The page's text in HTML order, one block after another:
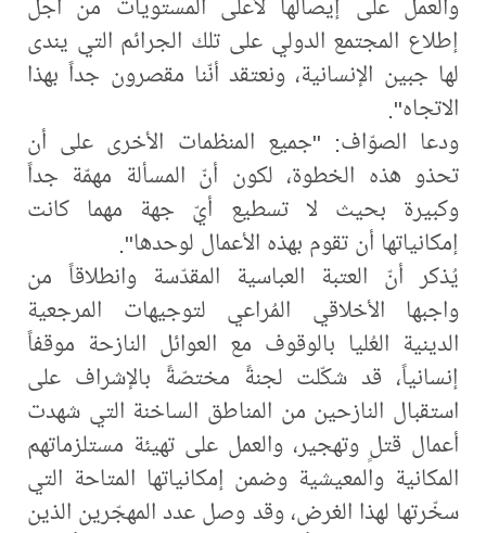
والعمل على إيصالها لأعلى المستويات من أجل
إطلاع المجتمع الدولي على تلك الجرائم التي يندى
لها جبين الإنسانية، ونعتقد أنّنا مقصرون جداً بهذا
الاتجاه".
ودعا الصوّاف: "جميع المنظمات الأخرى على أن
تحذو هذه الخطوة، لكون أنّ المسألة مهمّة جداً
وكبيرة بحيث لا تسطيع أيّ جهة مهما كانت
إمكانياتها أن تقوم بهذه الأعمال لوحدها".
يُذكر أنّ العتبة العباسية المقدّسة وانطلاقاً من
واجبها الأخلاقي المُراعي لتوجيهات المرجعية
الدينية العُليا بالوقوف مع العوائل النازحة موقفاً
إنسانياً، قد شكّلت لجنةً مختصّةً بالإشراف على
استقبال النازحين من المناطق الساخنة التي شهدت
أعمال قتلٍ وتهجير، والعمل على تهيئة مستلزماتهم
المكانية والمعيشية وضمن إمكانياتها المتاحة التي
سخّرتها لهذا الغرض، وقد وصل عدد المهجّرين الذين